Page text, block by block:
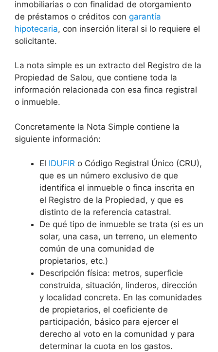
inmobiliarias o con finalidad de otorgamiento
de préstamos o créditos con garantía
hipotecaria, con inserción literal si lo requiere el
solicitante.
La nota simple es un extracto del Registro de la
Propiedad de Salou, que contiene toda la
información relacionada con esa finca registral
o inmueble.
Concretamente la Nota Simple contiene la
siguiente información:
El IDUFIR o Código Registral Único (CRU),
que es un número exclusivo de que
identifica el inmueble o finca inscrita en
el Registro de la Propiedad, y que es
distinto de la referencia catastral.
De qué tipo de inmueble se trata (si es un
solar, una casa, un terreno, un elemento
común de una comunidad de
propietarios, etc.)
Descripción física: metros, superficie
construida, situación, linderos, dirección
y localidad concreta. En las comunidades
de propietarios, el coeficiente de
participación, básico para ejercer el
derecho al voto en la comunidad y para
determinar la cuota en los gastos.